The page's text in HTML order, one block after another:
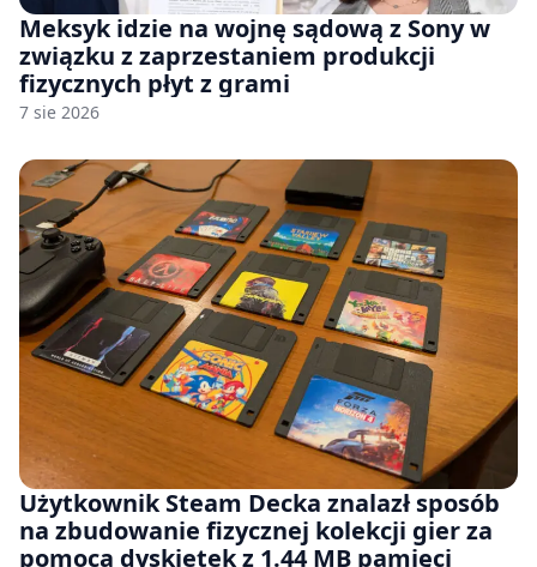
Meksyk idzie na wojnę sądową z Sony w
związku z zaprzestaniem produkcji
fizycznych płyt z grami
7 sie 2026
Użytkownik Steam Decka znalazł sposób
na zbudowanie fizycznej kolekcji gier za
pomocą dyskietek z 1.44 MB pamięci